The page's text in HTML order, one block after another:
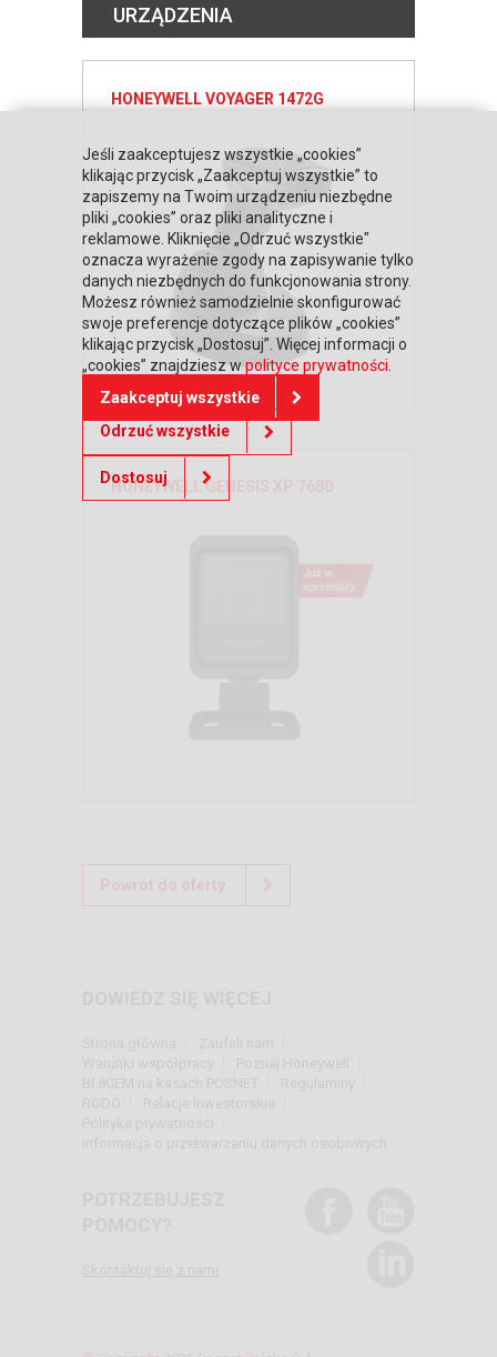
URZĄDZENIA
HONEYWELL VOYAGER 1472G
HONEYWELL GENESIS XP 7680
Powrót do oferty
Jeśli zaakceptujesz wszystkie „cookies”
klikając przycisk „Zaakceptuj wszystkie” to
zapiszemy na Twoim urządzeniu niezbędne
pliki „cookies” oraz pliki analityczne i
reklamowe. Kliknięcie „Odrzuć wszystkie"
oznacza wyrażenie zgody na zapisywanie tylko
danych niezbędnych do funkcjonowania strony.
Możesz również samodzielnie skonfigurować
swoje preferencje dotyczące plików „cookies”
klikając przycisk „Dostosuj”. Więcej informacji o
„cookies” znajdziesz wpolityce prywatności
Zaakceptuj wszystkie
Odrzuć wszystkie
Dostosuj